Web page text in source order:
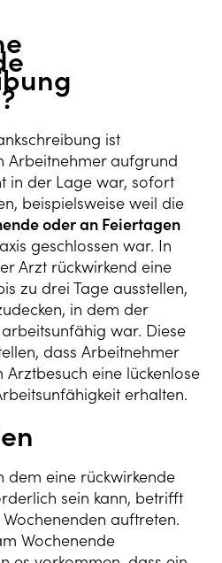
ist
Arbeitnehmer aufgrund
in der Lage war, sofort
beispielsweise weil die
oder an Feiertagen
geschlossen war. In
Arzt rückwirkend eine
zu drei Tage ausstellen,
in dem der
war. Diese
dass Arbeitnehmer
eine lückenlose
erhalten.
dem eine rückwirkende
sein kann, betrifft
auftreten.
Wochenende